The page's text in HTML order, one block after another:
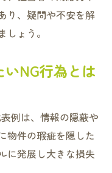
り、疑問や不安を解
ょう。
NG行為とは
例は、情報の隠蔽や
物件の瑕疵を隠した
に発展し大きな損失